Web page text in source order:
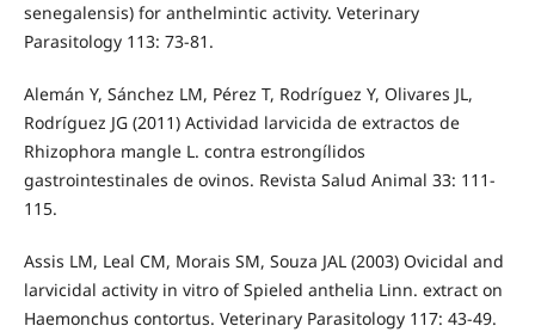
senegalensis) for anthelmintic activity. Veterinary
Parasitology 113: 73-81.
Alemán Y, Sánchez LM, Pérez T, Rodríguez Y, Olivares JL,
Rodríguez JG (2011) Actividad larvicida de extractos de
Rhizophora mangle L. contra estrongílidos
gastrointestinales de ovinos. Revista Salud Animal 33: 111-
115.
Assis LM, Leal CM, Morais SM, Souza JAL (2003) Ovicidal and
larvicidal activity in vitro of Spieled anthelia Linn. extract on
Haemonchus contortus. Veterinary Parasitology 117: 43-49.